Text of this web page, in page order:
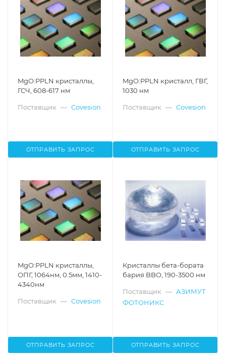
MgO:PPLN кристаллы,
ГСЧ, 608-617 нм
Поставщик — Covesion
ОТПРАВИТЬ ЗАПРОС
MgO:PPLN кристалл, ГВГ,
1030 нм
Поставщик — Covesion
ОТПРАВИТЬ ЗАПРОС
MgO:PPLN кристаллы,
ОПГ, 1064нм, 0.5мм, 1410-
4340нм
Поставщик — Covesion
ОТПРАВИТЬ ЗАПРОС
Кристаллы бета-бората
бария BBO, 190-3500 нм
Поставщик — АЗИМУТ
ФОТОНИКС
ОТПРАВИТЬ ЗАПРОС